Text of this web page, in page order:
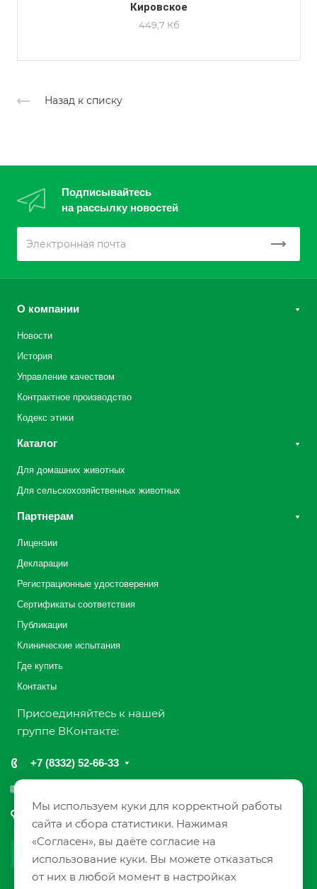
Кировское
449,7 Кб
Назад к списку
Подписывайтесь
на рассылку новостей
О компании
Новости
История
Управление качеством
Контрактное производство
Кодекс этики
Каталог
Для домашних животных
Для сельскохозяйственных животных
Партнерам
Лицензии
Декларации
Регистрационные удостоверения
Сертификаты соответствия
Публикации
Клинические испытания
Где купить
Контакты
Присоединяйтесь к нашей
группе ВКонтакте:
+7 (8332) 52-66-33
610033, Россия, г. Киров, ул. Солнечная, 7
Мы используем куки для корректной работы
сайта и сбора статистики. Нажимая
«Согласен», вы даёте согласие на
использование куки. Вы можете отказаться
от них в любой момент в настройках